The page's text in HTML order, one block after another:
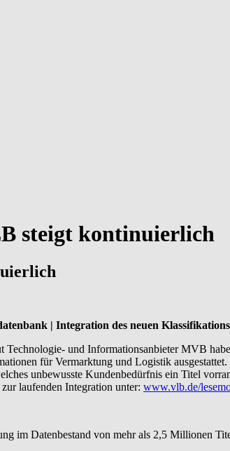
steigt kontinuierlich
| Integration des neuen
und Informationsanbieter MVB
für Vermarktung und Logistik
unbewusste Kundenbedürfnis ein Titel
laufenden Integration unter: www.vlb.de/
im Datenbestand von mehr als 2,5 Millionen